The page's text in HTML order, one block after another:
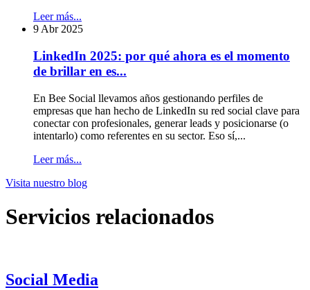
Leer más...
9 Abr 2025
LinkedIn 2025: por qué ahora es el momento
de brillar en es...
En Bee Social llevamos años gestionando perfiles de
empresas que han hecho de LinkedIn su red social clave para
conectar con profesionales, generar leads y posicionarse (o
intentarlo) como referentes en su sector. Eso sí,...
Leer más...
Visita nuestro blog
Servicios relacionados
Social Media